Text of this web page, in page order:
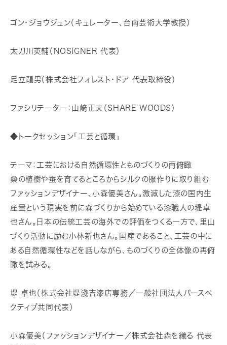
ゴン・ジョウジュン（キュレーター、台南芸術大学教授）
太刀川英輔（NOSIGNER 代表）
足立龍男（株式会社フォレスト・ドア 代表取締役）
ファシリテーター：山﨑正夫（SHARE WOODS）
◆トークセッション「工芸と循環」
テーマ：工芸における自然循環性とものづくりの再俯瞰
桑の植樹や蚕を育てるところからシルクの服作りに取り組む
ファッションデザイナー、小森優美さん。激減した漆の国内生
産量という現実を前に森づくりから始めている漆職人の堤卓
也さん。日本の伝統工芸の海外での評価をつくる一方で、里山
づくり活動に励む小林新也さん。国産であること、工芸の中に
ある自然循環性などを話しながら、ものづくりの全体像の再俯
瞰を試みる。
堤 卓也（株式会社堤淺吉漆店専務／一般社団法人パースペ
クティブ共同代表）
小森優美（ファッションデザイナー／株式会社森を織る 代表